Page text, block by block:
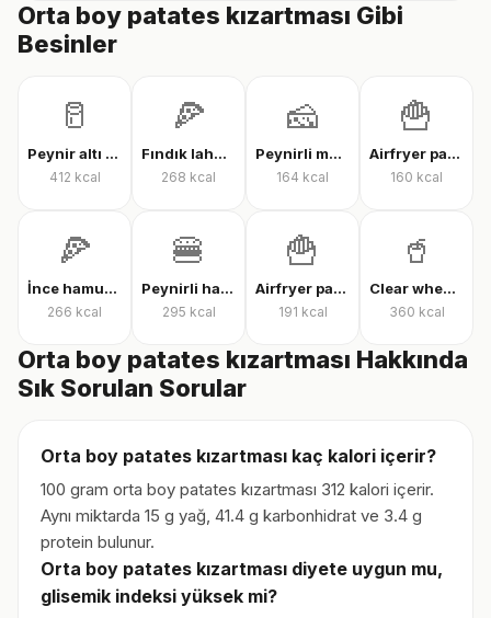
Orta boy patates kızartması Gibi
Besinler
🥛
Peynir altı suyu protein tozu
412 kcal
🍕
Fındık lahmacun
268 kcal
🧀
Peynirli makarna
164 kcal
🍟
Airfryer patates kızartması
160 kcal
🍕
İnce hamur karışık pizza
266 kcal
🍔
Peynirli hamburger
295 kcal
🍟
Airfryer patates kızartması
191 kcal
🥤
Clear whey protein
360 kcal
Orta boy patates kızartması Hakkında
Sık Sorulan Sorular
Orta boy patates kızartması kaç kalori içerir?
100 gram orta boy patates kızartması 312 kalori içerir.
Aynı miktarda 15 g yağ, 41.4 g karbonhidrat ve 3.4 g
protein bulunur.
Orta boy patates kızartması diyete uygun mu,
glisemik indeksi yüksek mi?